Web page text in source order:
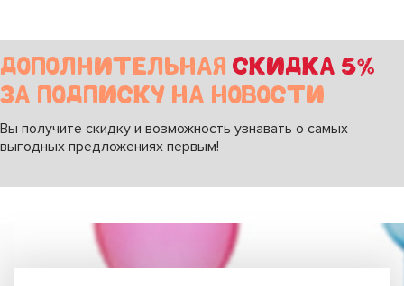
ДОПОЛНИТЕЛЬНАЯ СКИДКА 5%
ЗА ПОДПИСКУ НА НОВОСТИ
Вы получите скидку и возможность узнавать о самых
выгодных предложениях первым!